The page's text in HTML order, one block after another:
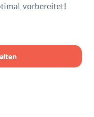
vorbereitet!